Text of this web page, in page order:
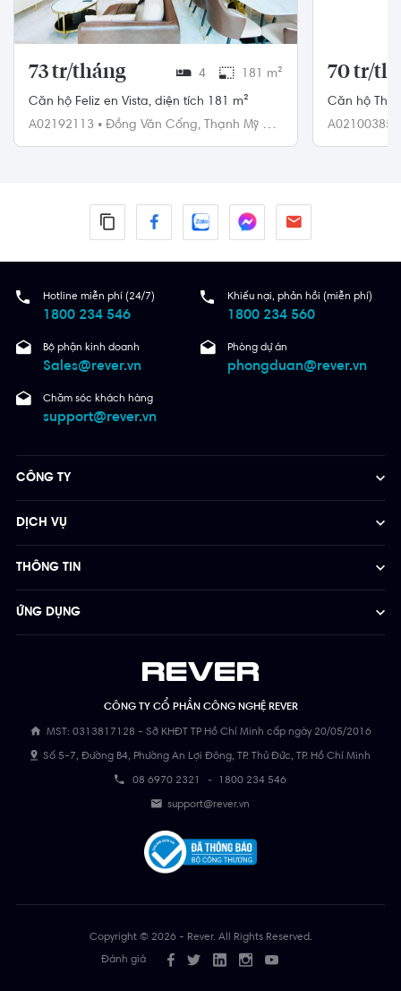
73 tr/tháng 4 181 m²
Căn hộ Feliz en Vista, diện tích 181 m²
A02192113 • Đồng Văn Cống, Thạnh Mỹ Lợi,
70 tr/
Căn hộ The
sang trọng,
A02100385
Hotline miễn phí (24/7)
1800 234 546
Khiếu nại, phản hồi (miễn phí)
1800 234 560
Bộ phận kinh doanh
Sales@rever.vn
Phòng dự án
phongduan@rever.vn
Chăm sóc khách hàng
support@rever.vn
CÔNG TY CỔ PHẦN CÔNG NGHỆ REVER
MST: 0313817128 - Sở KHĐT TP Hồ Chí Minh cấp ngày 20/05/2016
Số 5-7, Đường B4, Phường An Lợi Đông, TP. Thủ Đức, TP. Hồ Chí Minh
08 6970 2321 - 1800 234 546
support@rever.vn
CÔNG TY
DỊCH VỤ
THÔNG TIN
ỨNG DỤNG
Copyright © 2026 - Rever. All Rights Reserved.
Đánh giá